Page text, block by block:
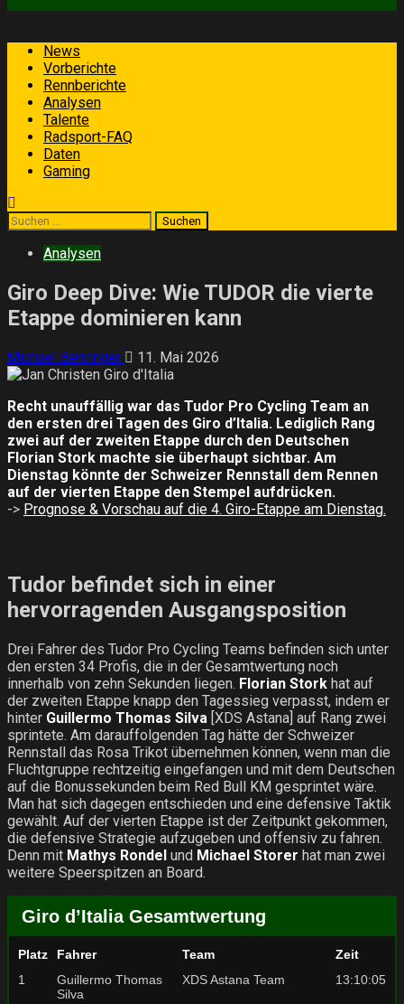
Primäres
Menü
News
Vorberichte
Rennberichte
Analysen
Talente
Radsport-FAQ
Daten
Gaming
Suchen
nach:
Analysen
Giro Deep Dive: Wie TUDOR die vierte
Etappe dominieren kann
Michael Behringer 11. Mai 2026
Recht unauffällig war das Tudor Pro Cycling Team an
den ersten drei Tagen des Giro d’Italia. Lediglich Rang
zwei auf der zweiten Etappe durch den Deutschen
Florian Stork machte sie überhaupt sichtbar. Am
Dienstag könnte der Schweizer Rennstall dem Rennen
auf der vierten Etappe den Stempel aufdrücken.
-> Prognose & Vorschau auf die 4. Giro-Etappe am Dienstag.
Tudor befindet sich in einer
hervorragenden Ausgangsposition
Drei Fahrer des Tudor Pro Cycling Teams befinden sich unter
den ersten 34 Profis, die in der Gesamtwertung noch
innerhalb von zehn Sekunden liegen. Florian Stork hat auf
der zweiten Etappe knapp den Tagessieg verpasst, indem er
hinter Guillermo Thomas Silva [XDS Astana] auf Rang zwei
sprintete. Am darauffolgenden Tag hätte der Schweizer
Rennstall das Rosa Trikot übernehmen können, wenn man die
Fluchtgruppe rechtzeitig eingefangen und mit dem Deutschen
auf die Bonussekunden beim Red Bull KM gesprintet wäre.
Man hat sich dagegen entschieden und eine defensive Taktik
gewählt. Auf der vierten Etappe ist der Zeitpunkt gekommen,
die defensive Strategie aufzugeben und offensiv zu fahren.
Denn mit Mathys Rondel und Michael Storer hat man zwei
weitere Speerspitzen an Board.
Giro d’Italia Gesamtwertung
Platz Fahrer Team
Zeit
1
Guillermo Thomas
Silva
XDS Astana Team 13:10:05